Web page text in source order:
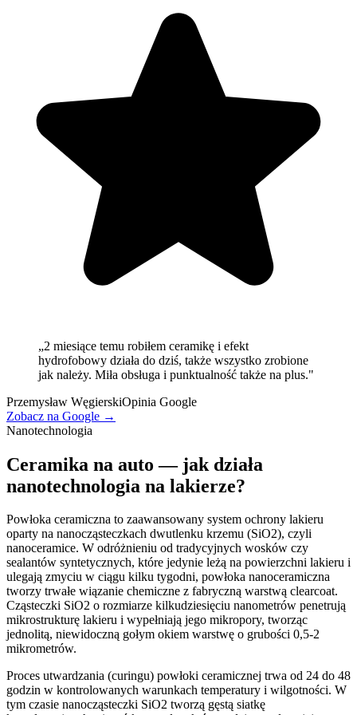
„2 miesiące temu robiłem ceramikę i efekt
hydrofobowy działa do dziś, także wszystko zrobione
jak należy. Miła obsługa i punktualność także na plus."
Przemysław WęgierskiOpinia Google
Zobacz na Google →
Nanotechnologia
Ceramika na auto — jak działa
nanotechnologia na lakierze?
Powłoka ceramiczna to zaawansowany system ochrony lakieru
oparty na nanocząsteczkach dwutlenku krzemu (SiO2), czyli
nanoceramice. W odróżnieniu od tradycyjnych wosków czy
sealantów syntetycznych, które jedynie leżą na powierzchni lakieru i
ulegają zmyciu w ciągu kilku tygodni, powłoka nanoceramiczna
tworzy trwałe wiązanie chemiczne z fabryczną warstwą clearcoat.
Cząsteczki SiO2 o rozmiarze kilkudziesięciu nanometrów penetrują
mikrostrukturę lakieru i wypełniają jego mikropory, tworząc
jednolitą, niewidoczną gołym okiem warstwę o grubości 0,5-2
mikrometrów.
Proces utwardzania (curingu) powłoki ceramicznej trwa od 24 do 48
godzin w kontrolowanych warunkach temperatury i wilgotności. W
tym czasie nanocząsteczki SiO2 tworzą gęstą siatkę